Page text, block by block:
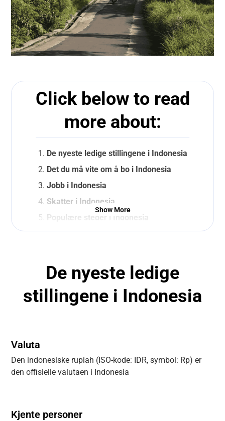
Click below to read
more about:
De nyeste ledige stillingene i Indonesia
Det du må vite om å bo i Indonesia
Jobb i Indonesia
Skatter i Indonesia
Populære steder i Indonesia
Snakk med en av våre rekrutterere
Grunnleggende fakta om Indonesia
Show More
De nyeste ledige
stillingene i Indonesia
Valuta
Den indonesiske rupiah (ISO-kode: IDR, symbol: Rp) er
den offisielle valutaen i Indonesia
Kjente personer